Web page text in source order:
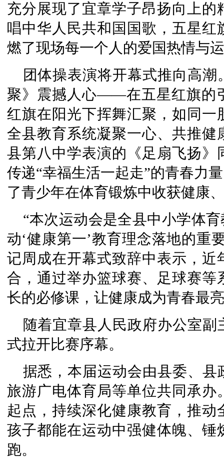
充分展现了宜章学子昂扬向上
唱中华人民共和国国歌，五星
燃了现场每一个人的爱国热情与
团体操表演将开幕式推向高
聚》震撼人心——在五星红旗的
红旗在阳光下挥舞汇聚，如同
全县教育系统凝聚一心、共推
县第八中学表演的《足扇飞扬
传递“幸福生活一起走”的青春力
了青少年在体育锻炼中收获健康
“本次运动会是全县中小学体
动‘健康第一’教育理念落地的重
记周成在开幕式致辞中表示，
合，通过举办篮球赛、足球赛
长的必修课，让健康成为青春最
随着宜章县人民政府办公室
式拉开比赛序幕。
据悉，本届运动会由县委、
旅游广电体育局等单位共同承
起点，持续深化健康教育，推
孩子都能在运动中强健体魄、
跑。